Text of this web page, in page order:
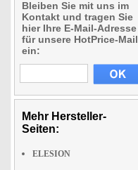
Bleiben Sie mit uns im
Kontakt und tragen Sie
hier Ihre E-Mail-Adresse
für unsere HotPrice-Mail
ein:
Mehr Hersteller-
Seiten:
ELESION